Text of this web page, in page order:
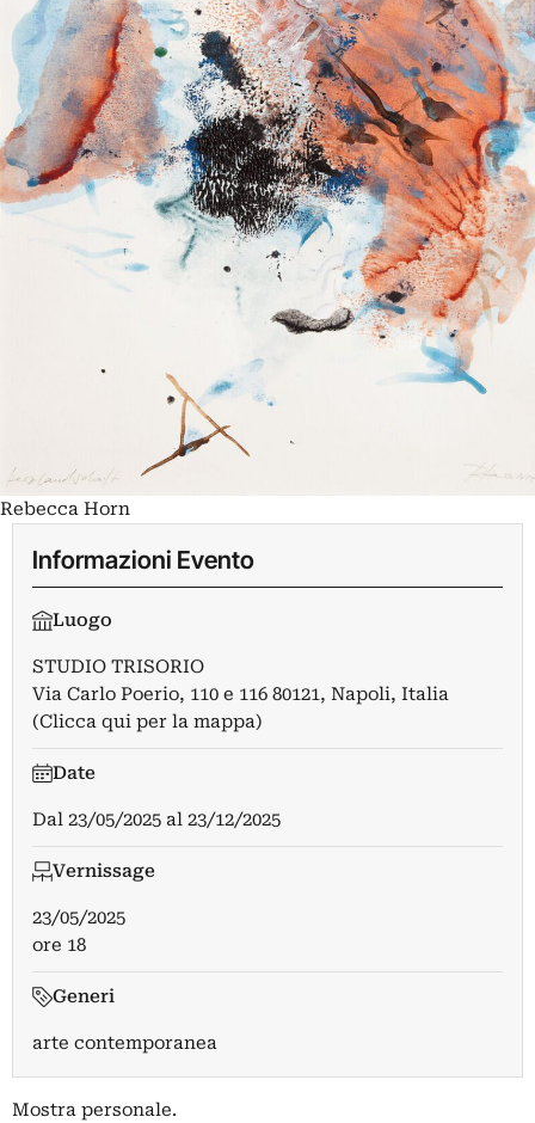
Rebecca Horn
Informazioni Evento
Luogo
STUDIO TRISORIO
Via Carlo Poerio, 110 e 116 80121, Napoli, Italia
(Clicca qui per la mappa)
Date
Dal 23/05/2025 al 23/12/2025
Vernissage
23/05/2025
ore 18
Generi
arte contemporanea
Mostra personale.